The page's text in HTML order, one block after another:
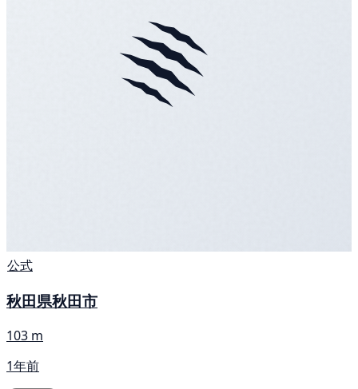
公式
秋田県秋田市
103 m
1年前